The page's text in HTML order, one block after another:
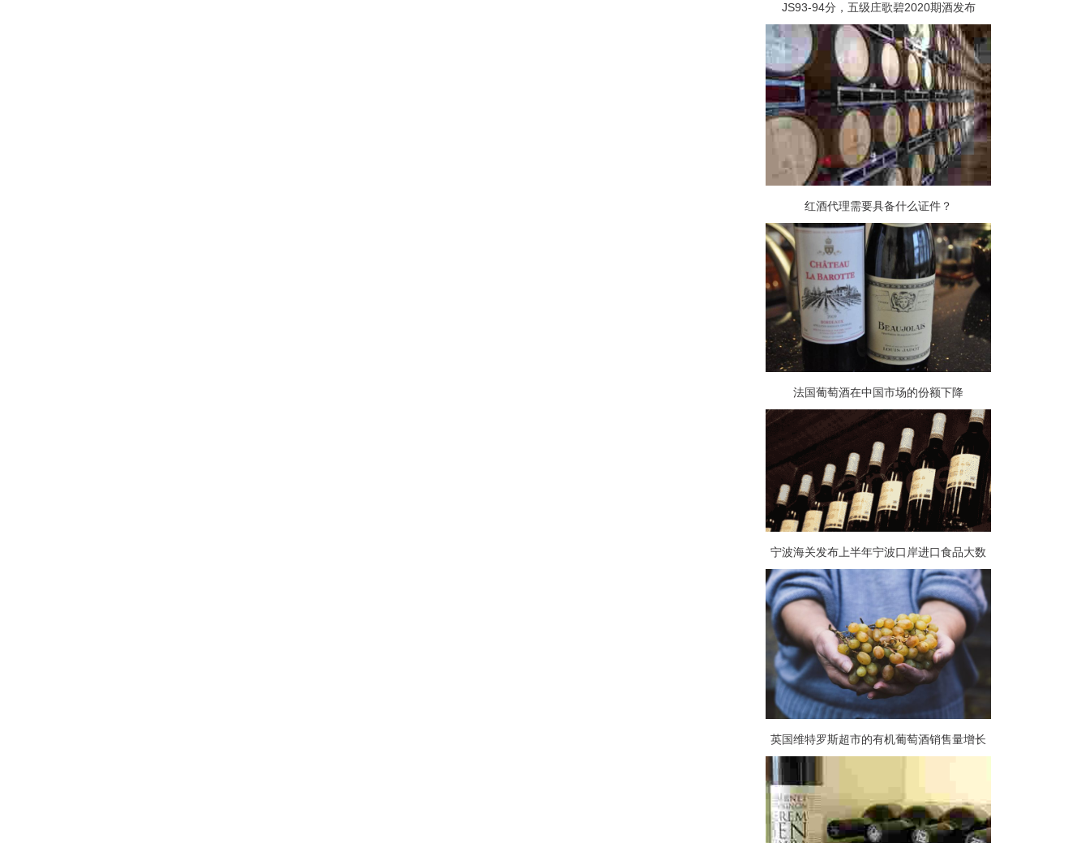
JS93-94分，五级庄歌碧2020期酒发布
红酒代理需要具备什么证件？
法国葡萄酒在中国市场的份额下降
宁波海关发布上半年宁波口岸进口食品大数
据，葡萄酒占比大
英国维特罗斯超市的有机葡萄酒销售量增长
57%